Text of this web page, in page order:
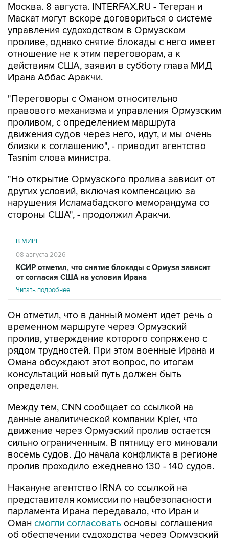
Москва. 8 августа. INTERFAX.RU - Тегеран и
Маскат могут вскоре договориться о системе
управления судоходством в Ормузском
проливе, однако снятие блокады с него имеет
отношение не к этим переговорам, а к
действиям США, заявил в субботу глава МИД
Ирана Аббас Аракчи.
"Переговоры с Оманом относительно
правового механизма и управления Ормузским
проливом, с определением маршрута
движения судов через него, идут, и мы очень
близки к соглашению", - приводит агентство
Tasnim слова министра.
"Но открытие Ормузского пролива зависит от
других условий, включая компенсацию за
нарушения Исламабадского меморандума со
стороны США", - продолжил Аракчи.
В МИРЕ
08 августа 2026
КСИР отметил, что снятие блокады с Ормуза зависит
от согласия США на условия Ирана
Читать подробнее
Он отметил, что в данный момент идет речь о
временном маршруте через Ормузский
пролив, утверждение которого сопряжено с
рядом трудностей. При этом военные Ирана и
Омана обсуждают этот вопрос, по итогам
консультаций новый путь должен быть
определен.
Между тем, CNN сообщает со ссылкой на
данные аналитической компании Kpler, что
движение через Ормузский пролив остается
сильно ограниченным. В пятницу его миновали
восемь судов. До начала конфликта в регионе
пролив проходило ежедневно 130 - 140 судов.
Накануне агентство IRNA со ссылкой на
представителя комиссии по нацбезопасности
парламента Ирана передавало, что Иран и
Оман смогли согласовать основы соглашения
об обеспечении судоходства через Ормузский